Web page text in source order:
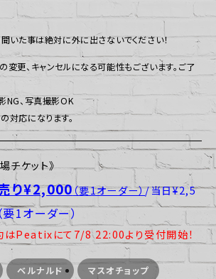
いた事は絶対に外に出さないでください！
更、キャンセルになる可能性もございます。ご了
NG、写真撮影OK
対応になります。
チケット》
り¥2,000 （要1オーダー）/当日¥2,5
要1オーダー）
はPeatixにて7/8 22:00より受付開始！
ベルナルド マスオチョップ